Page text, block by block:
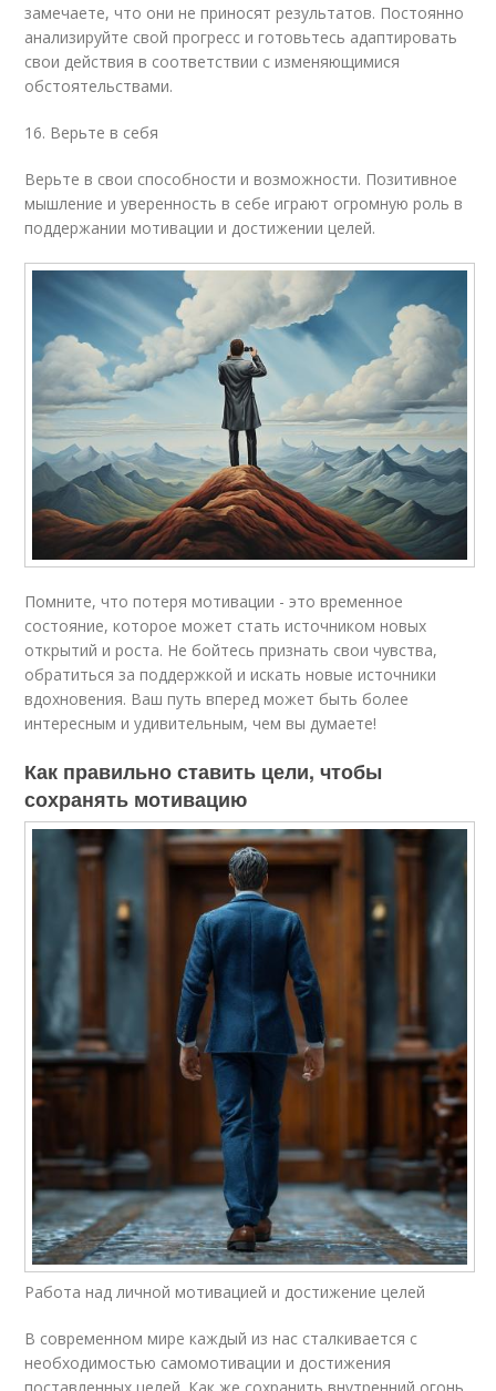
замечаете, что они не приносят результатов. Постоянно
анализируйте свой прогресс и готовьтесь адаптировать
свои действия в соответствии с изменяющимися
обстоятельствами.
16. Верьте в себя
Верьте в свои способности и возможности. Позитивное
мышление и уверенность в себе играют огромную роль в
поддержании мотивации и достижении целей.
Помните, что потеря мотивации - это временное
состояние, которое может стать источником новых
открытий и роста. Не бойтесь признать свои чувства,
обратиться за поддержкой и искать новые источники
вдохновения. Ваш путь вперед может быть более
интересным и удивительным, чем вы думаете!
Как правильно ставить цели, чтобы
сохранять мотивацию
Работа над личной мотивацией и достижение целей
В современном мире каждый из нас сталкивается с
необходимостью самомотивации и достижения